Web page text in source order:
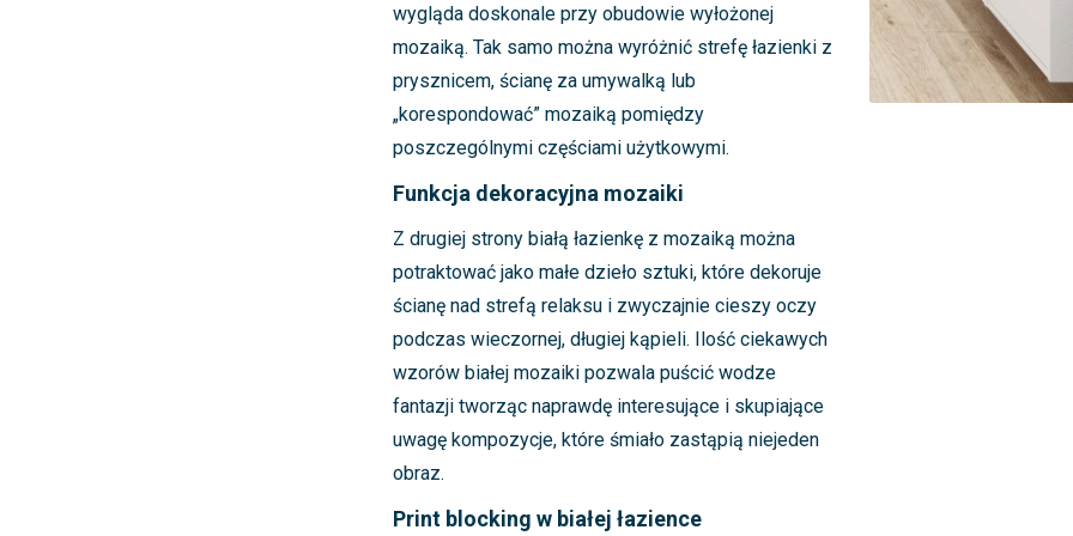
wygląda doskonale przy obudowie wyłożonej
mozaiką. Tak samo można wyróżnić strefę łazienki z
prysznicem, ścianę za umywalką lub
„korespondować” mozaiką pomiędzy
poszczególnymi częściami użytkowymi.
Funkcja dekoracyjna mozaiki
Z drugiej strony białą łazienkę z mozaiką można
potraktować jako małe dzieło sztuki, które dekoruje
ścianę nad strefą relaksu i zwyczajnie cieszy oczy
podczas wieczornej, długiej kąpieli. Ilość ciekawych
wzorów białej mozaiki pozwala puścić wodze
fantazji tworząc naprawdę interesujące i skupiające
uwagę kompozycje, które śmiało zastąpią niejeden
obraz.
Print blocking w białej łazience